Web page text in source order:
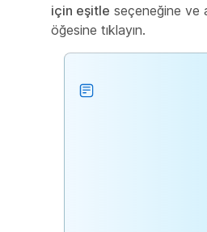
için eşitle seçeneğine ve
öğesine tıklayın.